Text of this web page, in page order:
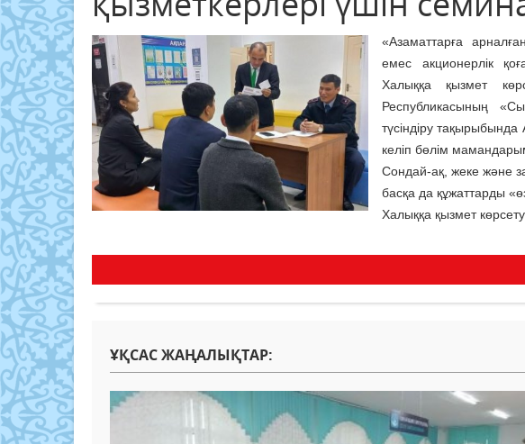
«Азаматтарға
емес акционерлік
Халыққа қызмет
Республикасының
түсіндіру
келіп бөлім
Сондай-ақ, жеке және
басқа да құжаттарды
Халыққа қызмет
ҰҚСАС ЖАҢАЛЫҚТАР: